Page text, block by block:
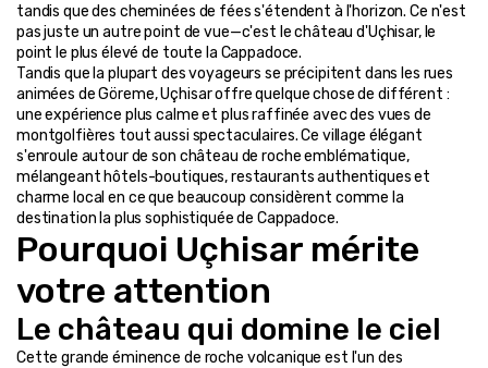
tandis que des cheminées de fées s'étendent à l'horizon. Ce n'est
pas juste un autre point de vue—c'est le château d'Uçhisar, le
point le plus élevé de toute la Cappadoce.
Tandis que la plupart des voyageurs se précipitent dans les rues
animées de Göreme, Uçhisar offre quelque chose de différent :
une expérience plus calme et plus raffinée avec des vues de
montgolfières tout aussi spectaculaires. Ce village élégant
s'enroule autour de son château de roche emblématique,
mélangeant hôtels-boutiques, restaurants authentiques et
charme local en ce que beaucoup considèrent comme la
destination la plus sophistiquée de Cappadoce.
Pourquoi Uçhisar mérite
votre attention
Le château qui domine le ciel
Cette grande éminence de roche volcanique est l'un des